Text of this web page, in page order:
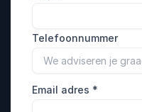
Telefoonnummer
Email adres *